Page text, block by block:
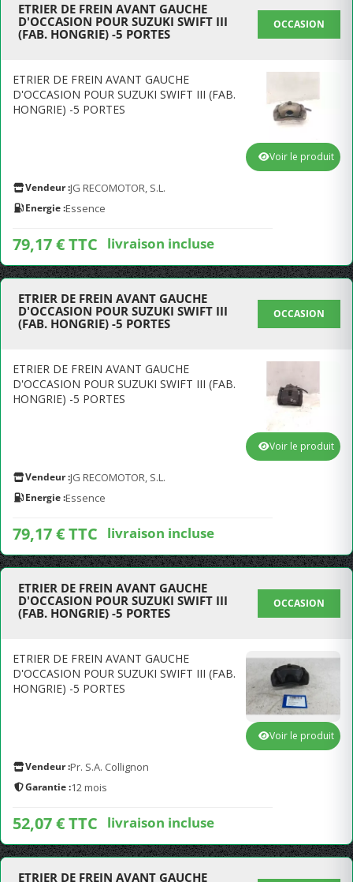
ETRIER DE FREIN AVANT GAUCHE
D'OCCASION POUR SUZUKI SWIFT III
(FAB. HONGRIE) -5 PORTES
OCCASION
ETRIER DE FREIN AVANT GAUCHE
D'OCCASION POUR SUZUKI SWIFT III (FAB.
HONGRIE) -5 PORTES
Vendeur :JG RECOMOTOR, S.L.
Energie :Essence
79,17 € TTC livraison incluse
Voir le produit
ETRIER DE FREIN AVANT GAUCHE
D'OCCASION POUR SUZUKI SWIFT III
(FAB. HONGRIE) -5 PORTES
OCCASION
ETRIER DE FREIN AVANT GAUCHE
D'OCCASION POUR SUZUKI SWIFT III (FAB.
HONGRIE) -5 PORTES
Vendeur :JG RECOMOTOR, S.L.
Energie :Essence
79,17 € TTC livraison incluse
Voir le produit
ETRIER DE FREIN AVANT GAUCHE
D'OCCASION POUR SUZUKI SWIFT III
(FAB. HONGRIE) -5 PORTES
OCCASION
ETRIER DE FREIN AVANT GAUCHE
D'OCCASION POUR SUZUKI SWIFT III (FAB.
HONGRIE) -5 PORTES
Vendeur :Pr. S.A. Collignon
Garantie :12 mois
52,07 € TTC livraison incluse
Voir le produit
ETRIER DE FREIN AVANT GAUCHE